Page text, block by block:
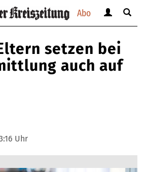
Abo
anzeigen
verbergen
Suche
setzen bei
auch auf
Uhr